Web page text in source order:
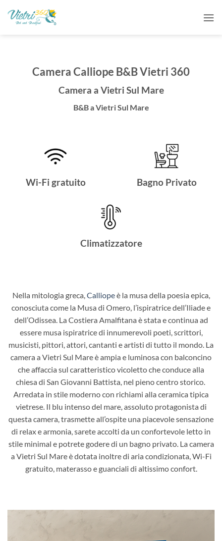
Camera Calliope B&B Vietri 360
Camera a Vietri Sul Mare
B&B a Vietri Sul Mare
Wi-Fi gratuito Bagno Privato
Climatizzatore
Nella mitologia greca,Calliopeè la musa della poesia epica,
conosciuta come la Musa di Omero, l’ispiratrice dell’Iliade e
dell’Odissea. La Costiera Amalfitana è stata e continua ad
essere musa ispiratrice di innumerevoli poeti, scrittori,
musicisti, pittori, attori, cantanti e artisti di tutto il mondo. La
camera a Vietri Sul Mare è ampia e luminosa con balconcino
che affaccia sul caratteristico vicoletto che conduce alla
chiesa di San Giovanni Battista, nel pieno centro storico.
Arredata in stile moderno con richiami alla ceramica tipica
vietrese. Il blu intenso del mare, assoluto protagonista di
questa camera, trasmette all’ospite una piacevole sensazione
di relax e armonia, sarete accolti da un confortevole letto in
stile minimal e potrete godere di un bagno privato. La camera
a Vietri Sul Mare è dotata inoltre di aria condizionata, Wi-Fi
gratuito, materasso e guanciali di altissimo confort.